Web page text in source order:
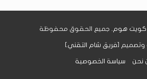
كويت هوم. جميع الحقوق محفوظة
وتصميم [فريق شام التقني]
نحن سياسة الخصوصية